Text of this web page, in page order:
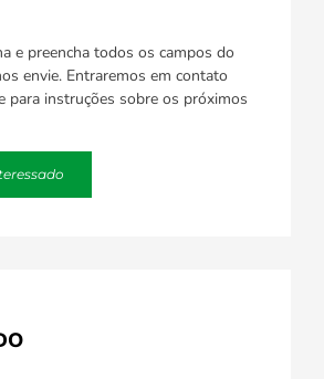
e preencha todos os campos do
envie. Entraremos em contato
para instruções sobre os próximos